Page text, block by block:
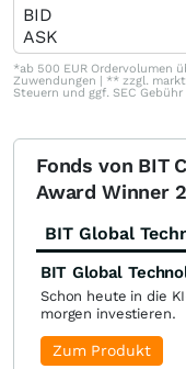
BID
ASK
*ab 500 EUR Ordervolumen
Zuwendungen | ** zzgl.
Steuern und ggf. SEC Gebühr
Fonds von BIT
Award Winner
BIT Global
BIT Global
Schon heute in die
morgen investieren.
Zum Produkt